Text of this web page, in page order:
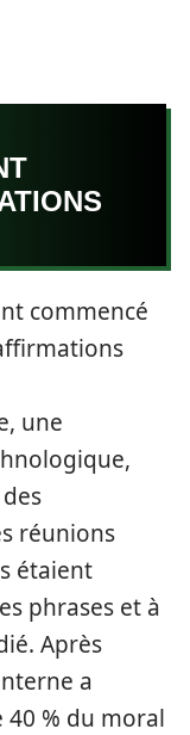
commencé
une
réunions
étaient
phrases et à
Après
a
% du moral